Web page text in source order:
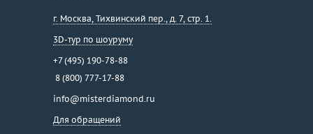
г. Москва, Тихвинский пер., д. 7, стр. 1.
3D-тур по шоуруму
+7 (495) 190-78-88
8 (800) 777-17-88
info@misterdiamond.ru
Для обращений